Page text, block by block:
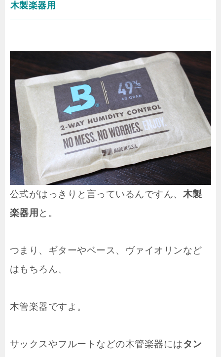
木製楽器用
公式がはっきりと言っているんですん、 木製
楽器用 と。
つまり、ギターやベース、ヴァイオリンなど
はもちろん、
木管楽器ですよ。
サックスやフルートなどの木管楽器にはタン